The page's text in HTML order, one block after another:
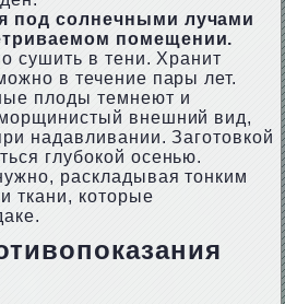
под солнечными лучами
помещении.
сушить в тени. Хранит
в течение пары лет.
плоды темнеют и
внешний вид,
надавливании. Заготовкой
глубокой осенью.
раскладывая тонким
ткани, которые